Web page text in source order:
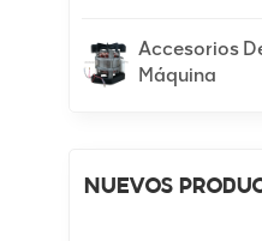
Accesorios
Máquina
NUEVOS